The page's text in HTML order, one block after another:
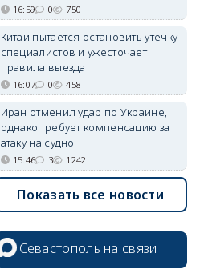
16:59 0 750
Китай пытается остановить утечку
специалистов и ужесточает
правила выезда
16:07 0 458
Иран отменил удар по Украине,
однако требует компенсацию за
атаку на судно
15:46 3 1242
Показать все новости
Севастополь на связи